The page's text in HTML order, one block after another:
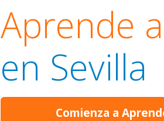
Aprende
en Sevilla
Comienza a